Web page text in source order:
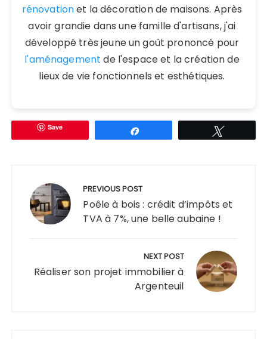
rénovationet la décoration de maisons. Après
avoir grandie dans une famille d'artisans, j'ai
développé très jeune un goût prononcé pour
l'aménagement de l'espace et la création de
lieux de vie fonctionnels et esthétiques.
Save
l’article
PREVIOUS POST
Poêle à bois : crédit d’impôts et
TVA à 7%, une belle aubaine !
NEXT POST
Réaliser son projet immobilier à
Argenteuil